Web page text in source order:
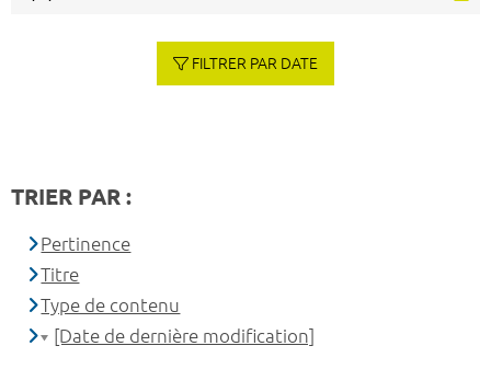
FILTRER PAR DATE
TRIER PAR :
Pertinence
Titre
Type de contenu
[Date de dernière modification]